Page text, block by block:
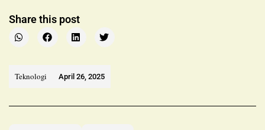
Share this post
Teknologi April 26, 2025